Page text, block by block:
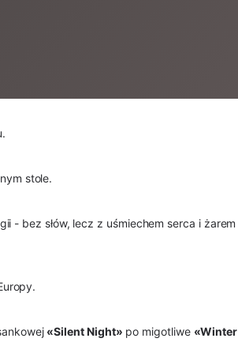
stole.
- bez słów, lecz z uśmiechem serca i żarem
«Silent Night» po migotliwe «Winter